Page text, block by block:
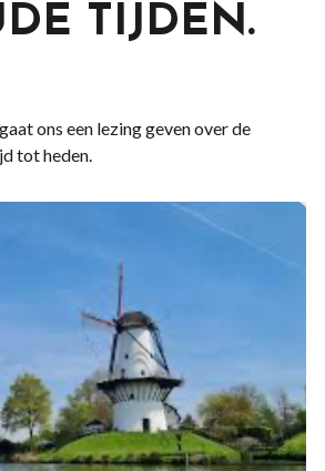
TIJDEN.
ons een lezing geven over de
tot heden.